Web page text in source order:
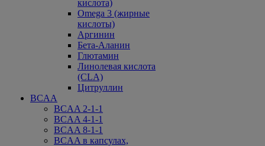
кислота)
Omega 3 (жирные
кислоты)
Аргинин
Бета-Аланин
Глютамин
Линолевая кислота
(CLA)
Цитруллин
BCAA
BCAA 2-1-1
BCAA 4-1-1
BCAA 8-1-1
BCAA в капсулах,